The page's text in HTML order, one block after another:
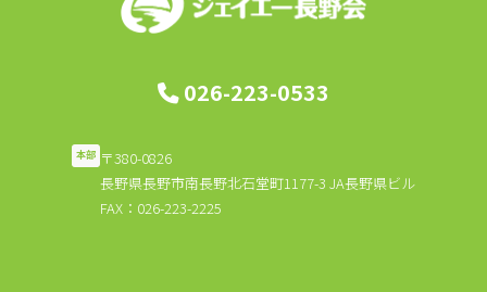
026-223-0533
本部 〒380-0826
長野県長野市南長野北石堂町1177-3 JA長野県ビル
FAX：026-223-2225